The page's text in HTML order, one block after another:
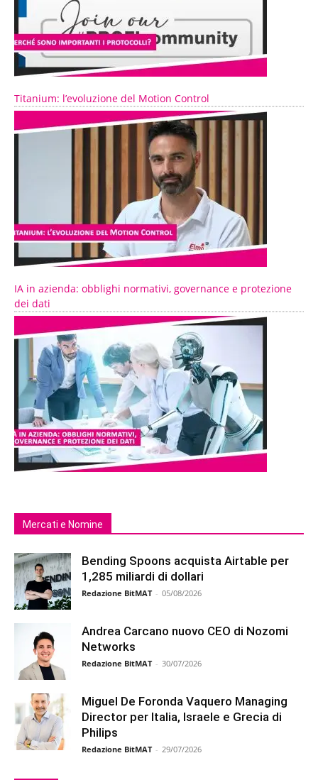
Titanium: l’evoluzione del Motion Control
IA in azienda: obblighi normativi, governance e protezione
dei dati
Mercati e Nomine
Bending Spoons acquista Airtable per
1,285 miliardi di dollari
Redazione BitMAT - 05/08/2026
Andrea Carcano nuovo CEO di Nozomi
Networks
Redazione BitMAT - 30/07/2026
Miguel De Foronda Vaquero Managing
Director per Italia, Israele e Grecia di
Philips
Redazione BitMAT - 29/07/2026